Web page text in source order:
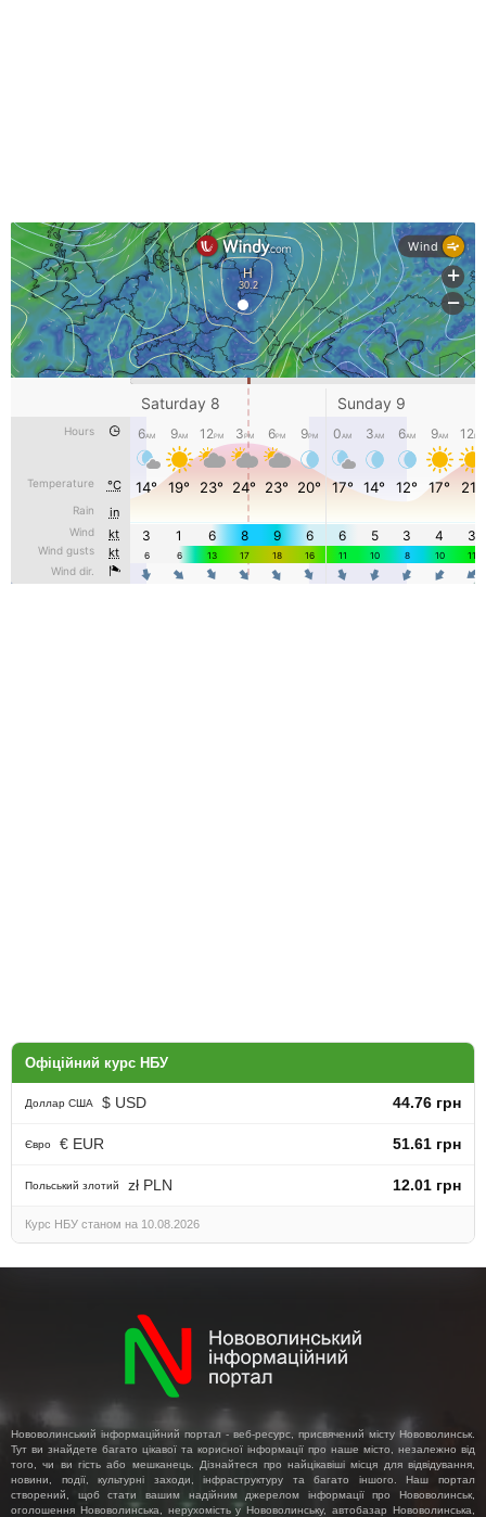
Офіційний курс НБУ
Доллар США $ USD 44.76 грн
Євро € EUR 51.61 грн
Польський злотий zł PLN 12.01 грн
Курс НБУ станом на 10.08.2026
Нововолинський інформаційний портал - веб-ресурс, присвячений місту Нововолинськ.
Тут ви знайдете багато цікавої та корисної інформації про наше місто, незалежно від
того, чи ви гість або мешканець. Дізнайтеся про найцікавіші місця для відвідування,
новини, події, культурні заходи, інфраструктуру та багато іншого. Наш портал
створений, щоб стати вашим надійним джерелом інформації про Нововолинськ,
оголошення Нововолинська, нерухомість у Нововолинську, автобазар Нововолинська,